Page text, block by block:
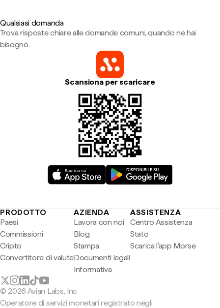
Qualsiasi domanda
Trova risposte chiare alle domande comuni, quando ne hai
bisogno.
Scansiona per scaricare
PRODOTTO
Paesi
Commissioni
Cripto
Convertitore di valute
AZIENDA
Lavora con noi
Blog
Stampa
Documenti legali
Informativa
ASSISTENZA
Centro Assistenza
Stato
Scarica l'app Morse
© 2026 Avian Labs, Inc
Operatore di servizi monetari registrato negli